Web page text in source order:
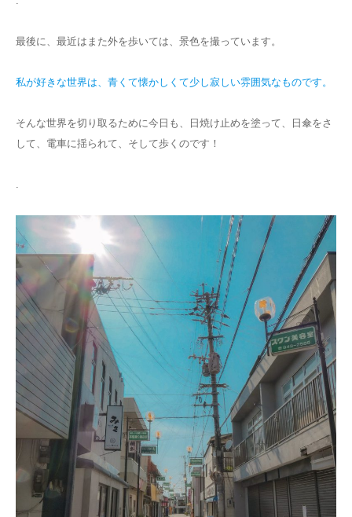
最後に、最近はまた外を歩いては、景色を撮っています。
私が好きな世界は、青くて懐かしくて少し寂しい雰囲気なものです。
そんな世界を切り取るために今日も、日焼け止めを塗って、日傘をさ
して、電車に揺られて、そして歩くのです！